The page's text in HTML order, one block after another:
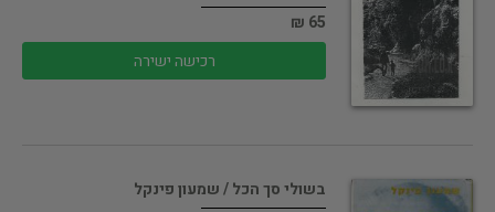
65 ₪
רכישה ישירה
בשולי סך הכל / שמעון פינקל